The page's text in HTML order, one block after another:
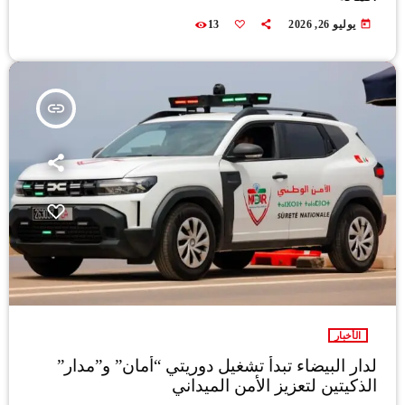
today يوليو 26, 2026 13
insert_link
الأخبار
لدار البيضاء تبدأ تشغيل دوريتي “أمان” و”مدار”
الذكيتين لتعزيز الأمن الميداني